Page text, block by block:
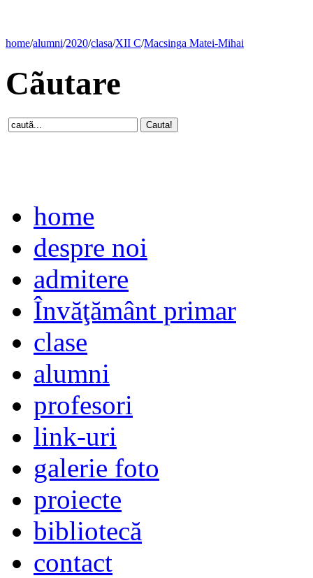
home/alumni/2020/clasa/XII C/Macsinga Matei-Mihai
Cãutare
home
despre noi
admitere
Învăţământ primar
clase
alumni
profesori
link-uri
galerie foto
proiecte
bibliotecă
contact